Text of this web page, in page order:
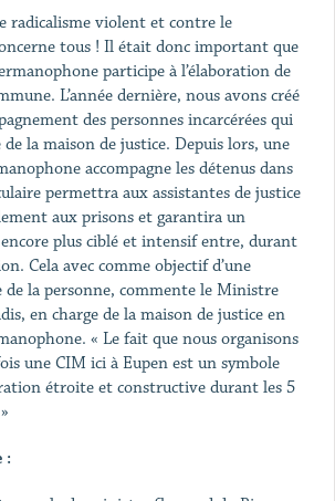
radicalisme violent et contre le
tous ! Il était donc important que
participe à l’élaboration de
L’année dernière, nous avons créé
des personnes incarcérées qui
la maison de justice. Depuis lors, une
accompagne les détenus dans
permettra aux assistantes de justice
aux prisons et garantira un
plus ciblé et intensif entre, durant
Cela avec comme objectif d’une
de la personne, commente le Ministre
en charge de la maison de justice en
« Le fait que nous organisons
une CIM ici à Eupen est un symbole
étroite et constructive durant les 5
: